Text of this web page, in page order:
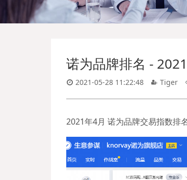
诺为品牌排名 -
2021-05-28 11:22:48 Tiger
2021年4月 诺为品牌交易指数排